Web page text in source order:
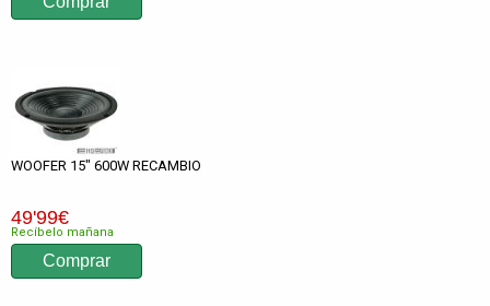
WOOFER 15" 600W RECAMBIO
49'99€
Recíbelo mañana